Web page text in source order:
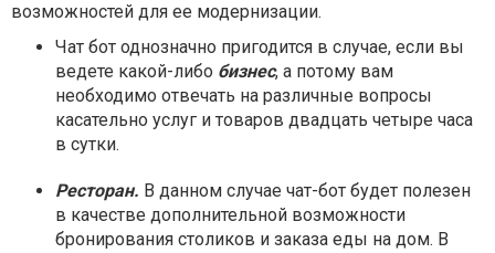
возможностей для ее модернизации.
Чат бот однозначно пригодится в случае, если вы
ведете какой-либо бизнес, а потому вам
необходимо отвечать на различные вопросы
касательно услуг и товаров двадцать четыре часа
в сутки.
Ресторан. В данном случае чат-бот будет полезен
в качестве дополнительной возможности
бронирования столиков и заказа еды на дом. В